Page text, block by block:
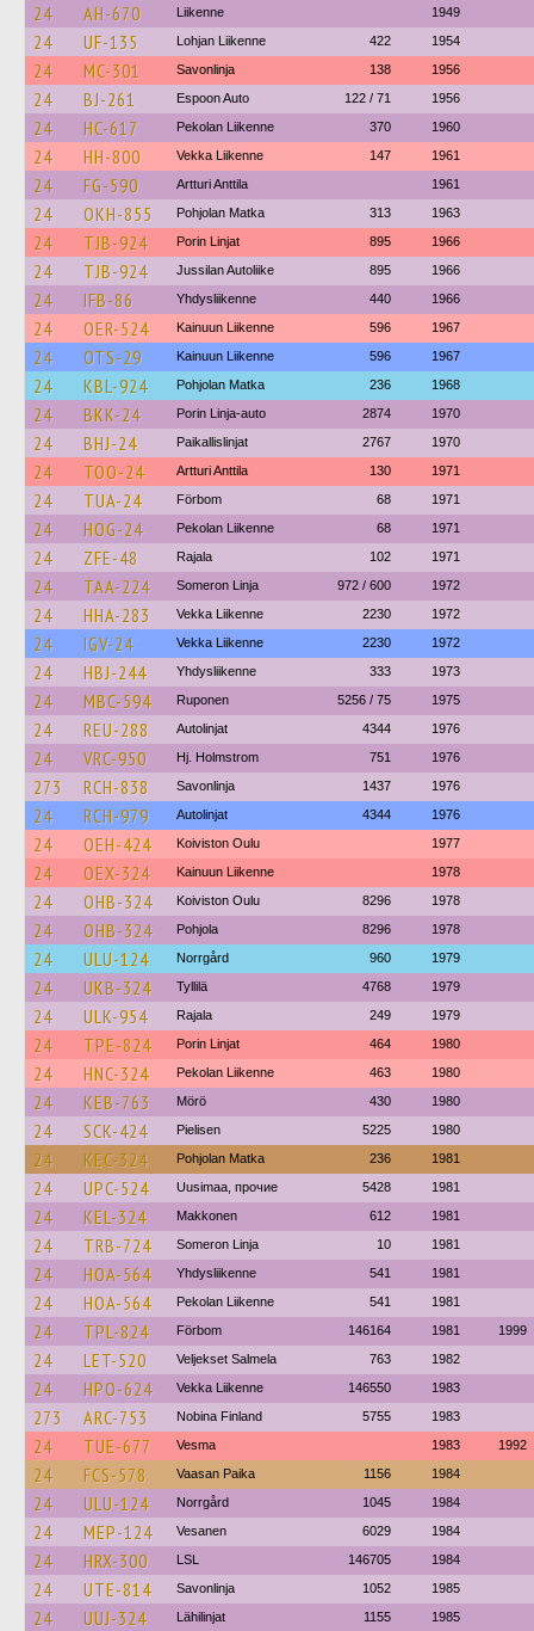
24 AH-670 Liikenne 1949
24 UF-135 Lohjan Liikenne 422 1954
24 MC-301 Savonlinja 138 1956
24 BJ-261 Espoon Auto 122 / 71 1956
24 HC-617 Pekolan Liikenne 370 1960
24 HH-800 Vekka Liikenne 147 1961
24 FG-590 Artturi Anttila 1961
24 OKH-855 Pohjolan Matka 313 1963
24 TJB-924 Porin Linjat 895 1966
24 TJB-924 Jussilan Autoliike 895 1966
24 IFB-86 Yhdysliikenne 440 1966
24 OER-524 Kainuun Liikenne 596 1967
24 OTS-29 Kainuun Liikenne 596 1967
24 KBL-924 Pohjolan Matka 236 1968
24 BKK-24 Porin Linja-auto 2874 1970
24 BHJ-24 Paikallislinjat 2767 1970
24 TOO-24 Artturi Anttila 130 1971
24 TUA-24 Förbom 68 1971
24 HOG-24 Pekolan Liikenne 68 1971
24 ZFE-48 Rajala 102 1971
24 TAA-224 Someron Linja 972 / 600 1972
24 HHA-283 Vekka Liikenne 2230 1972
24 IGV-24 Vekka Liikenne 2230 1972
24 HBJ-244 Yhdysliikenne 333 1973
24 MBC-594 Ruponen 5256 / 75 1975
24 REU-288 Autolinjat 4344 1976
24 VRC-950 Hj. Holmstrom 751 1976
273 RCH-838 Savonlinja 1437 1976
24 RCH-979 Autolinjat 4344 1976
24 OEH-424 Koiviston Oulu 1977
24 OEX-324 Kainuun Liikenne 1978
24 OHB-324 Koiviston Oulu 8296 1978
24 OHB-324 Pohjola 8296 1978
24 ULU-124 Norrgård 960 1979
24 UKB-324 Tyllilä 4768 1979
24 ULK-954 Rajala 249 1979
24 TPE-824 Porin Linjat 464 1980
24 HNC-324 Pekolan Liikenne 463 1980
24 KEB-763 Mörö 430 1980
24 SCK-424 Pielisen 5225 1980
24 KEC-324 Pohjolan Matka 236 1981
24 UPC-524 Uusimaa, прочие 5428 1981
24 KEL-324 Makkonen 612 1981
24 TRB-724 Someron Linja 10 1981
24 HOA-564 Yhdysliikenne 541 1981
24 HOA-564 Pekolan Liikenne 541 1981
24 TPL-824 Förbom 146164 1981 1999
24 LET-520 Veljekset Salmela 763 1982
24 HPO-624 Vekka Liikenne 146550 1983
273 ARC-753 Nobina Finland 5755 1983
24 TUE-677 Vesma 1983 1992
24 FCS-578 Vaasan Paika 1156 1984
24 ULU-124 Norrgård 1045 1984
24 MEP-124 Vesanen 6029 1984
24 HRX-300 LSL 146705 1984
24 UTE-814 Savonlinja 1052 1985
24 UUJ-324 Lähilinjat 1155 1985